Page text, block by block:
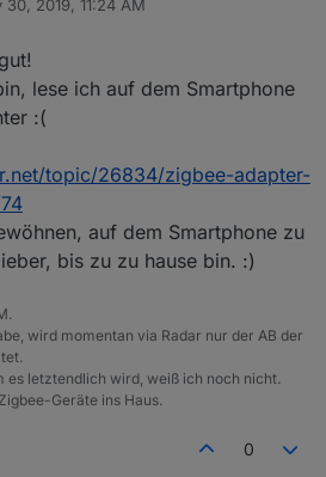
schon im Bett und am Tablet
nicht wirklich Spaß.
war in vielen Fällen auch mein erster
postuliert einfach
Szenarien, liest (oder versteht) die
(vollständig) und redet alles
Beispiel. Davon wimmelt es aber in
sagte inAdapter: iobroker.backitup
hierzu:
ZITAT -> Dazu werden alle
Skipte, VIS etc. gesichert.
in der backup.json
Skripte, VIS und Userdaten
sollen, wiso sind die Ordner
ist dies alles in der Backup.json?
30, 2019, 11:24 AM
lese ich auf dem Smartphone
:(
topic/26834/zigbee-adapter-
auf dem Smartphone zu
bis zu zu hause bin. :)
wird momentan via Radar nur der AB der
es letztendlich wird, weiß ich noch nicht.
Geräte ins Haus.
0